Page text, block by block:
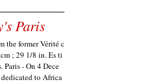
Paris
the former Vérité c
; 29 1/8 in. Es ti
- On 4 Dece
dedicated to Africa